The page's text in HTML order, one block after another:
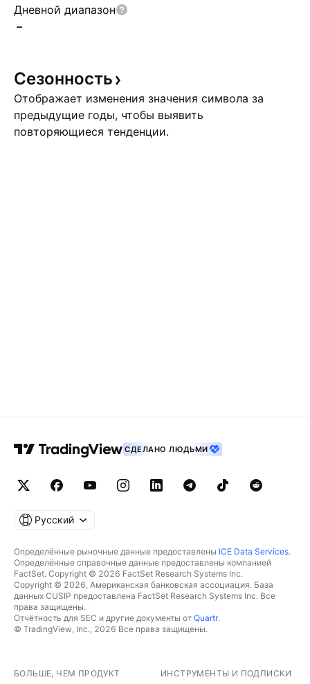
Дневной диапазон
–
Сезонность
Отображает изменения значения символа за
предыдущие годы, чтобы выявить
повторяющиеся тенденции.
СДЕЛАНО ЛЮДЬМИ
Русский
Определённые рыночные данные предоставлены ICE Data Services.
Определённые справочные данные предоставлены компанией
FactSet. Copyright © 2026 FactSet Research Systems Inc.
Copyright © 2026, Американская банковская ассоциация. База
данных CUSIP предоставлена FactSet Research Systems Inc. Все
права защищены.
Отчётность для SEC и другие документы от Quartr.
© TradingView, Inc., 2026 Все права защищены.
БОЛЬШЕ, ЧЕМ ПРОДУКТ ИНСТРУМЕНТЫ И ПОДПИСКИ